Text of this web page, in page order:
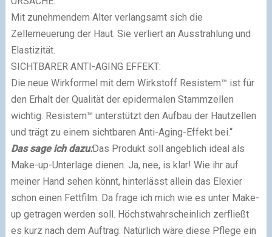
Mit zunehmendem Alter verlangsamt sich die
Zellerneuerung der Haut. Sie verliert an Ausstrahlung und
Elastizität.
SICHTBARER ANTI-AGING EFFEKT:
Die neue Wirkformel mit dem Wirkstoff Resistem™ ist für
den Erhalt der Qualität der epidermalen Stammzellen
wichtig. Resistem™ unterstützt den Aufbau der Hautzellen
und trägt zu einem sichtbaren Anti-Aging-Effekt bei.“
Das sage ich dazu:Das Produkt soll angeblich ideal als
Make-up-Unterlage dienen. Ja, nee, is klar! Wie ihr auf
meiner Hand sehen könnt, hinterlässt allein das Elexier
schon einen Fettfilm. Da frage ich mich wie es unter Make-
up getragen werden soll. Höchstwahrscheinlich zerfließt
es kurz nach dem Auftrag. Natürlich wäre diese Pflege ein